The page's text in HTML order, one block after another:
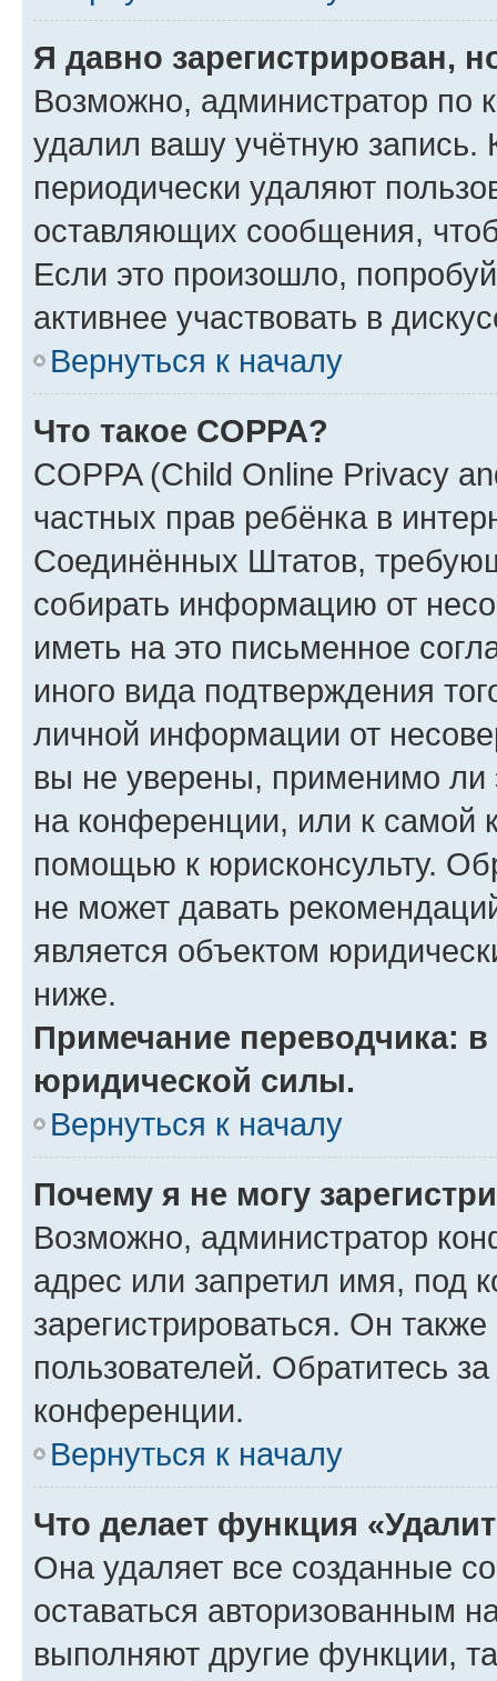
Я давно зарегистрирован,
Возможно, администратор по
удалил вашу учётную запись.
периодически удаляют
оставляющих сообщения,
Если это произошло,
активнее участвовать в
Вернуться к началу
Что такое COPPA?
COPPA (Child Online Privacy
частных прав ребёнка в
Соединённых Штатов,
собирать информацию от
иметь на это письменное
иного вида подтверждения
личной информации от
вы не уверены, применимо ли
на конференции, или к самой
помощью к юрисконсульту.
не может давать
является объектом
ниже.
Примечание переводчика:
юридической силы.
Вернуться к началу
Почему я не могу
Возможно, администратор
адрес или запретил имя, под
зарегистрироваться. Он
пользователей. Обратитесь
конференции.
Вернуться к началу
Что делает функция
Она удаляет все созданные
оставаться авторизованным
выполняют другие функции,